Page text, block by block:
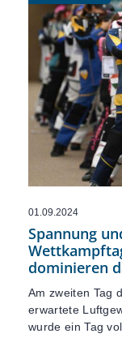
01.09.2024
Spannung
dominieren
Am zweiten Tag
erwartete
wurde ein Tag